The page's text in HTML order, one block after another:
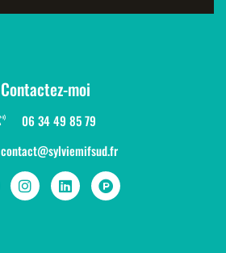
Contactez-moi
06 34 49 85 79
contact@sylviemifsud.fr